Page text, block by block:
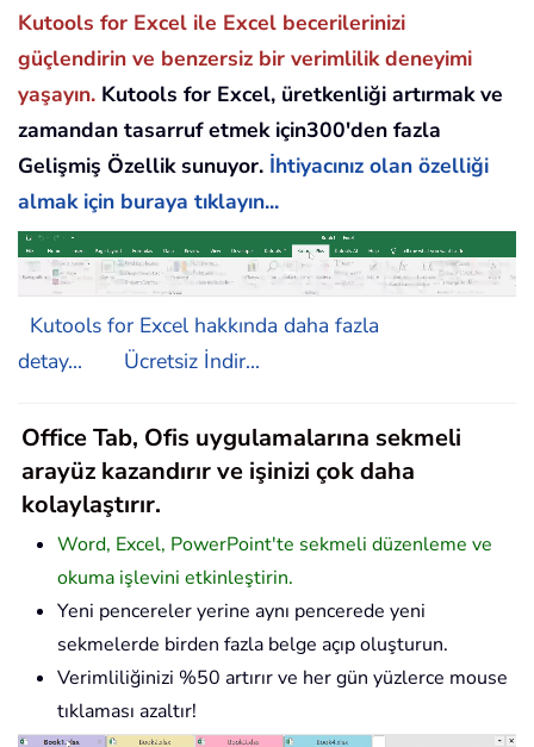
Kutools for Excel ile Excel becerilerinizi
güçlendirin ve benzersiz bir verimlilik deneyimi
yaşayın. Kutools for Excel, üretkenliği artırmak ve
zamandan tasarruf etmek için300'den fazla
Gelişmiş Özellik sunuyor. İhtiyacınız olan özelliği
almak için buraya tıklayın...
Kutools for Excel hakkında daha fazla
detay...
Ücretsiz İndir...
Office Tab, Ofis uygulamalarına sekmeli
arayüz kazandırır ve işinizi çok daha
kolaylaştırır.
Word, Excel, PowerPoint'te sekmeli düzenleme ve
okuma işlevini etkinleştirin.
Yeni pencereler yerine aynı pencerede yeni
sekmelerde birden fazla belge açıp oluşturun.
Verimliliğinizi %50 artırır ve her gün yüzlerce mouse
tıklaması azaltır!